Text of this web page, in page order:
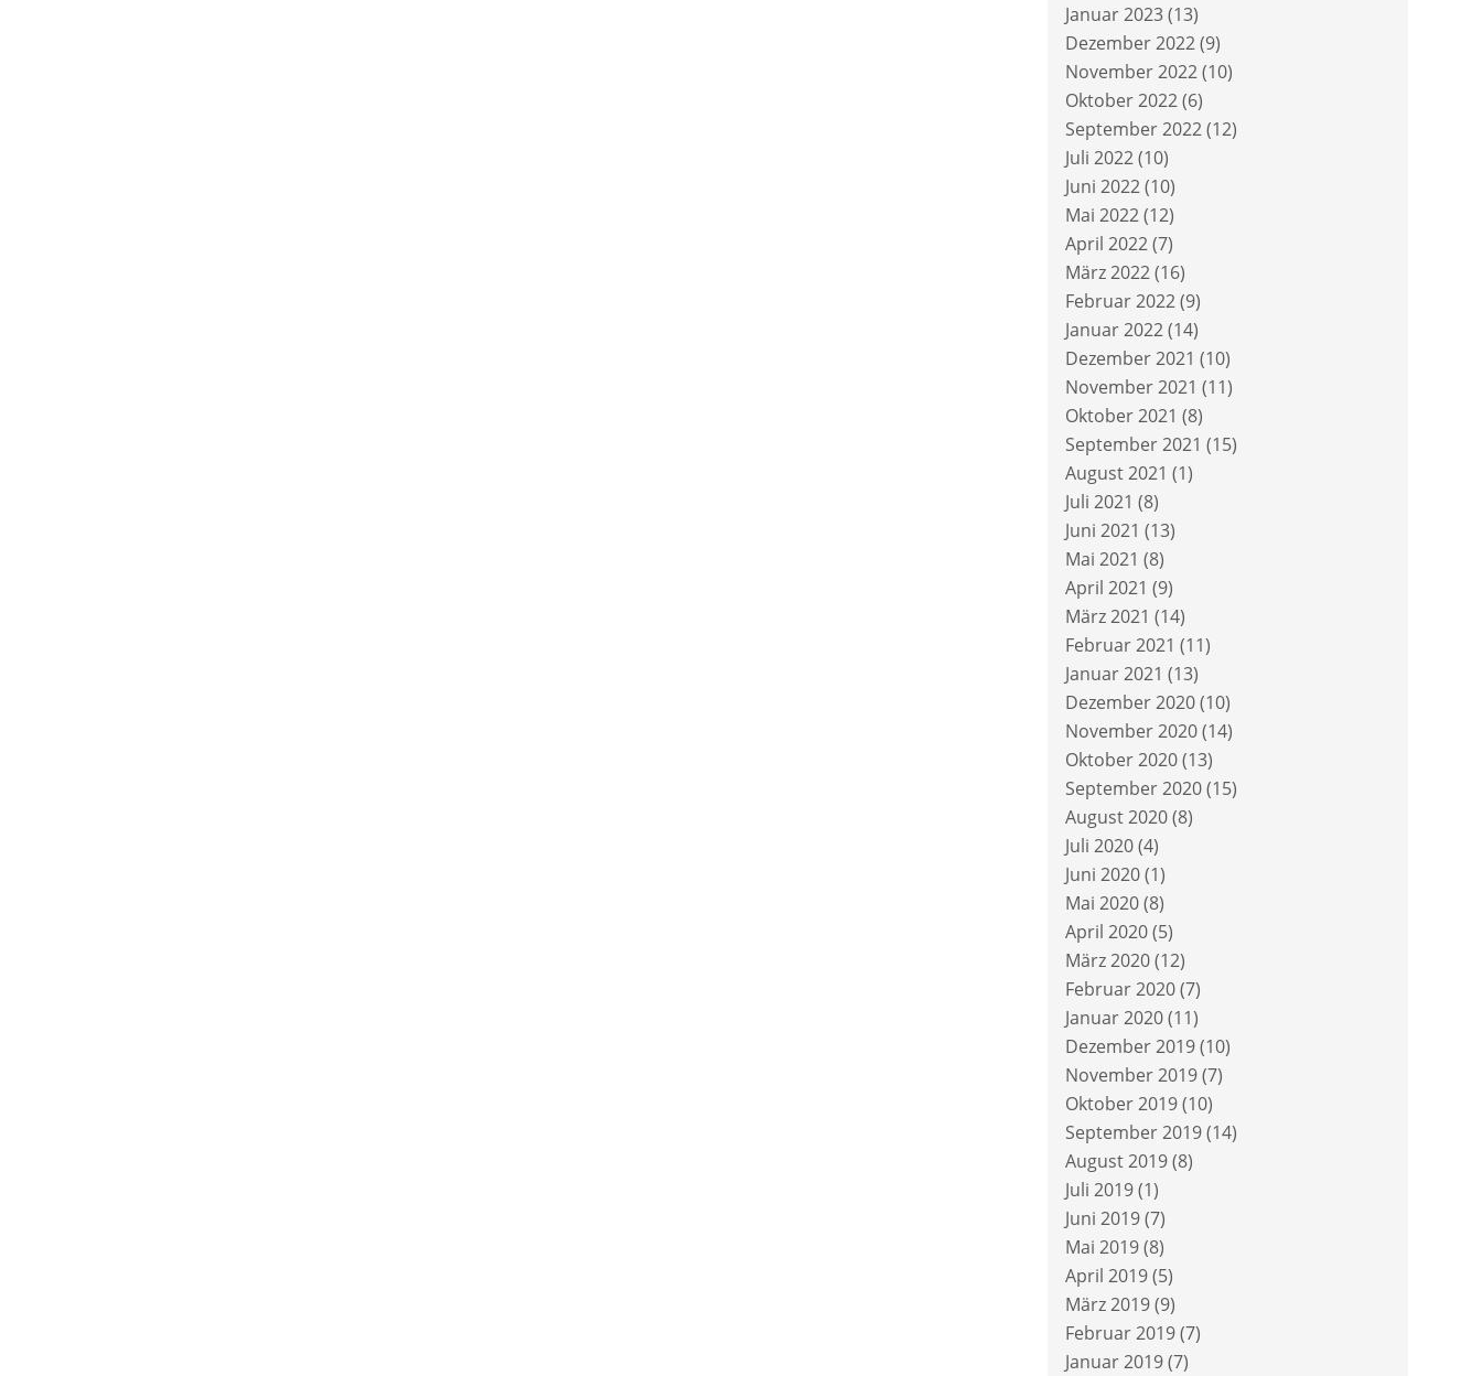
Januar 2023(13)
Dezember 2022(9)
November 2022(10)
Oktober 2022(6)
September 2022(12)
Juli 2022(10)
Juni 2022(10)
Mai 2022(12)
April 2022(7)
März 2022(16)
Februar 2022(9)
Januar 2022(14)
Dezember 2021 (10)
November 2021 (11)
Oktober 2021 (8)
September 2021 (15)
August 2021 (1)
Juli 2021 (8)
Juni 2021 (13)
Mai 2021 (8)
April 2021 (9)
März 2021 (14)
Februar 2021 (11)
Januar 2021 (13)
Dezember 2020(10)
November 2020(14)
Oktober 2020(13)
September 2020(15)
August 2020(8)
Juli 2020(4)
Juni 2020(1)
Mai 2020(8)
April 2020(5)
März 2020(12)
Februar 2020(7)
Januar 2020(11)
Dezember 2019(10)
November 2019(7)
Oktober 2019(10)
September 2019(14)
August 2019(8)
Juli 2019(1)
Juni 2019(7)
Mai 2019(8)
April 2019(5)
März 2019(9)
Februar 2019(7)
Januar 2019(7)